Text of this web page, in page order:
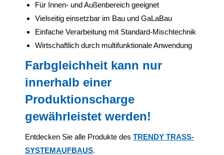
Für Innen- und Außenbereich geeignet
Vielseitig einsetzbar im Bau und GaLaBau
Einfache Verarbeitung mit Standard-Mischtechnik
Wirtschaftlich durch multifunktionale Anwendung
Farbgleichheit kann nur
innerhalb einer
Produktionscharge
gewährleistet werden!
Entdecken Sie alle Produkte des TRENDY TRASS-
SYSTEMAUFBAUS.